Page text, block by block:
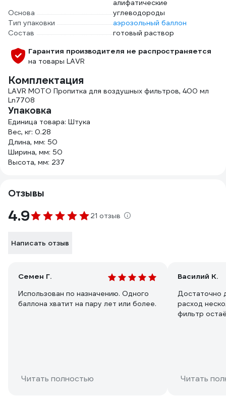
Основа
алифатические
углеводороды
Тип упаковки
аэрозольный баллон
Состав
готовый раствор
Гарантия производителя не распространяется
на товары LAVR
Комплектация
LAVR MOTO Пропитка для воздушных фильтров, 400 мл
Ln7708
Упаковка
Единица товара: Штука
Вес, кг: 0.28
Длина, мм: 50
Ширина, мм: 50
Высота, мм: 237
Отзывы
4.9 21 отзыв
Написать отзыв
Семен Г.
Использован по назначению. Одного
баллона хватит на пару лет или более.
Читать полностью
Василий К.
Достаточно
расход
фильтр
Читать